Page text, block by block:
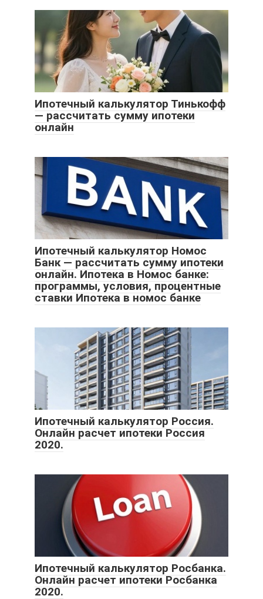
Ипотечный калькулятор Тинькофф
— рассчитать сумму ипотеки
онлайн
Ипотечный калькулятор Номос
Банк — рассчитать сумму ипотеки
онлайн. Ипотека в Номос банке:
программы, условия, процентные
ставки Ипотека в номос банке
Ипотечный калькулятор Россия.
Онлайн расчет ипотеки Россия
2020.
Ипотечный калькулятор Росбанка.
Онлайн расчет ипотеки Росбанка
2020.